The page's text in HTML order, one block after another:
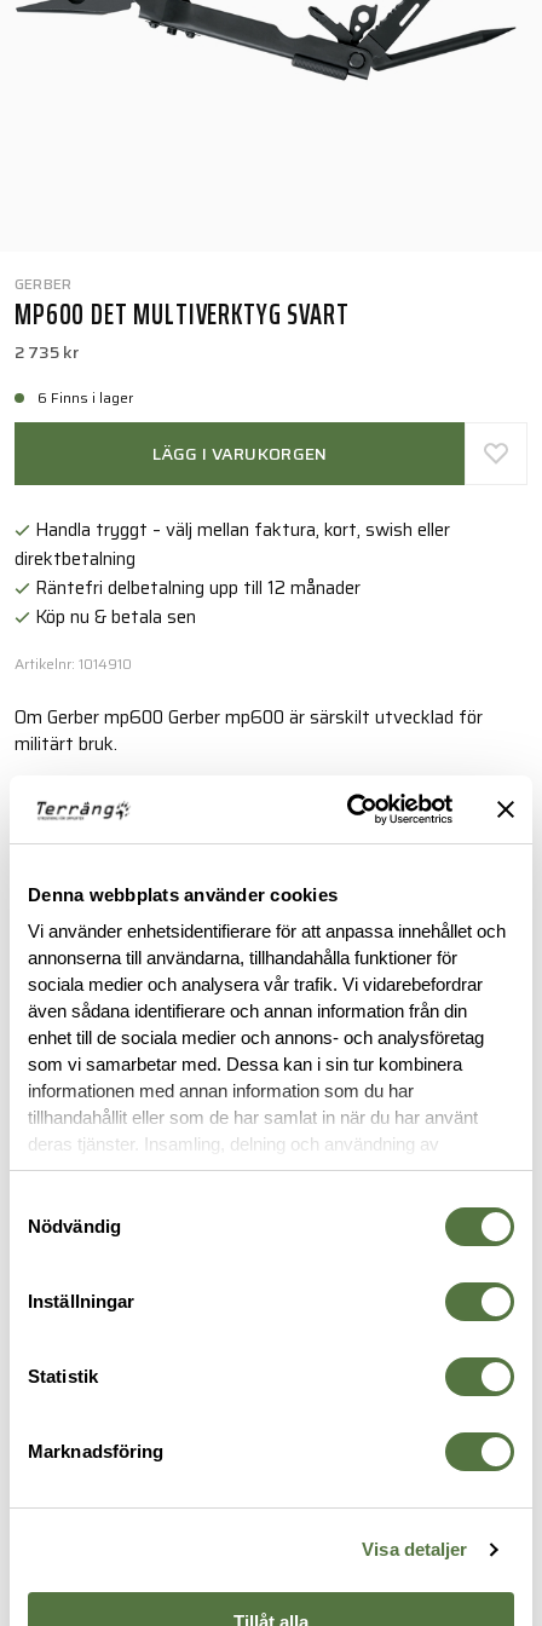
Denna webbplats använder cookies
Vi använder enhetsidentifierare för att anpassa innehållet och
annonserna till användarna, tillhandahålla funktioner för
sociala medier och analysera vår trafik. Vi vidarebefordrar
även sådana identifierare och annan information från din
enhet till de sociala medier och annons- och analysföretag
som vi samarbetar med. Dessa kan i sin tur kombinera
informationen med annan information som du har
tillhandahållit eller som de har samlat in när du har använt
deras tjänster. Insamling, delning och användning av
personuppgifter kan användas för personalisering av
Nödvändig
Inställningar
Statistik
Marknadsföring
Visa detaljer
Tillåt alla
GERBER
MP600 DET MULTIVERKTYG SVART
2 735 kr
6 Finns i lager
LÄGG I VARUKORGEN
Handla tryggt – välj mellan faktura, kort, swish eller
direktbetalning
Räntefri delbetalning upp till 12 månader
Köp nu & betala sen
Artikelnr: 1014910
Om Gerber mp600 Gerber mp600 är särskilt utvecklad för
militärt bruk.
Läs mer
BESKRIVNING
RECENSIONER
OM VARUMÄRKET
MULTIVERKTYG